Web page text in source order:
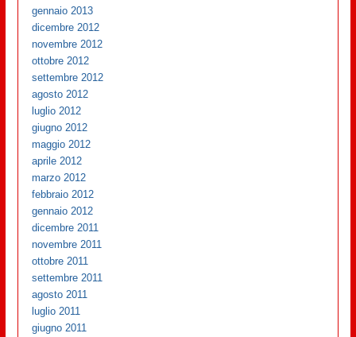
gennaio 2013
dicembre 2012
novembre 2012
ottobre 2012
settembre 2012
agosto 2012
luglio 2012
giugno 2012
maggio 2012
aprile 2012
marzo 2012
febbraio 2012
gennaio 2012
dicembre 2011
novembre 2011
ottobre 2011
settembre 2011
agosto 2011
luglio 2011
giugno 2011